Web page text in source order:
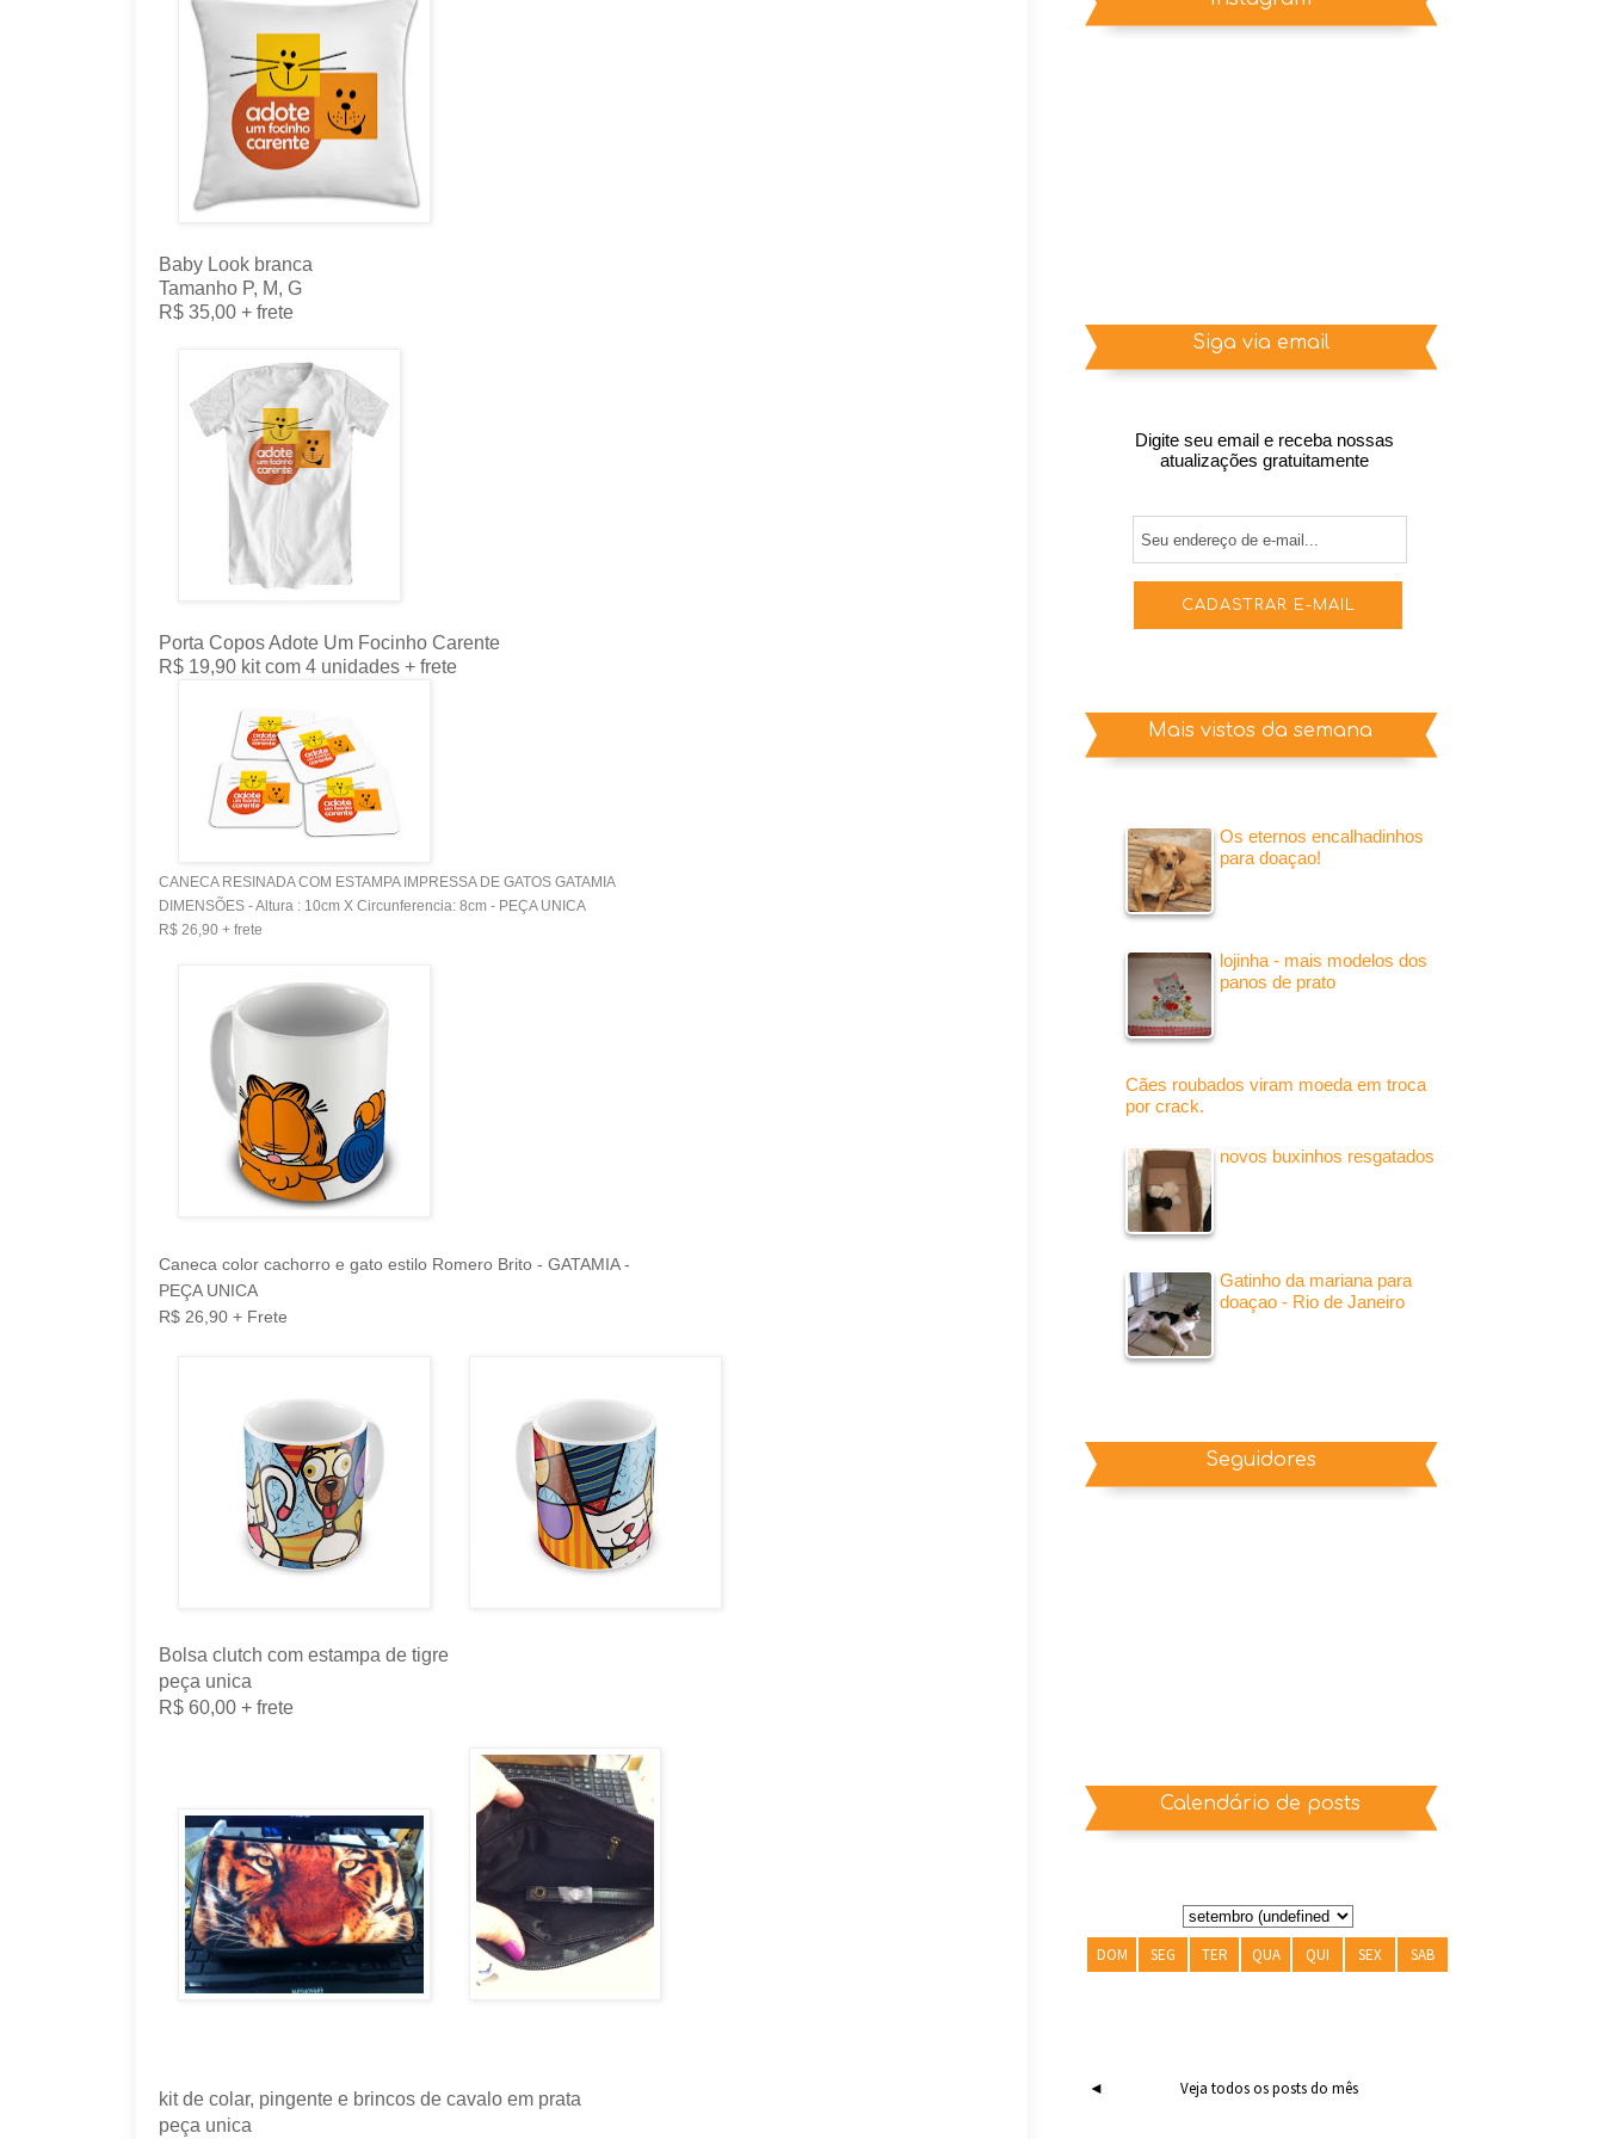
Baby Look branca
Tamanho P, M, G
R$ 35,00 + frete
Porta Copos Adote Um Focinho Carente
R$ 19,90 kit com 4 unidades + frete
CANECA RESINADA COM ESTAMPA IMPRESSA DE GATOS GATAMIA
DIMENSÕES - Altura : 10cm X Circunferencia: 8cm - PEÇA UNICA
R$ 26,90 + frete
Caneca color cachorro e gato estilo Romero Brito - GATAMIA -
PEÇA UNICA
R$ 26,90 + Frete
Bolsa clutch com estampa de tigre
peça unica
R$ 60,00 + frete
kit de colar, pingente e brincos de cavalo em prata
peça unica
Siga via email
Digite seu email e receba nossas
atualizações gratuitamente
Mais vistos da semana
Os eternos encalhadinhos
para doaçao!
lojinha - mais modelos dos
panos de prato
Cães roubados viram moeda em troca
por crack.
novos buxinhos resgatados
Gatinho da mariana para
doaçao - Rio de Janeiro
Seguidores
Calendário de posts
DOM SEG TER QUA QUI SEX SAB
◄ Veja todos os posts do mês